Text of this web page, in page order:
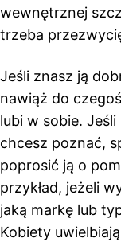
wewnętrznej
trzeba
Jeśli znasz ją
nawiąż do
lubi w sobie.
chcesz poznać,
poprosić ją o
przykład, jeżeli
jaką markę lub
Kobiety